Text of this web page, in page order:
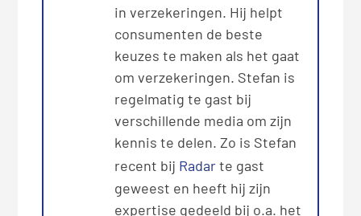
in verzekeringen. Hij helpt
consumenten de beste
keuzes te maken als het gaat
om verzekeringen. Stefan is
regelmatig te gast bij
verschillende media om zijn
kennis te delen. Zo is Stefan
recent bij Radarte gast
geweest en heeft hij zijn
expertise gedeeld bij o.a. het